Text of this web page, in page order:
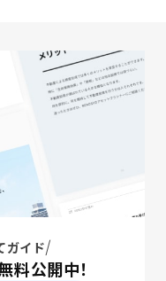
ガイド
料公開中！